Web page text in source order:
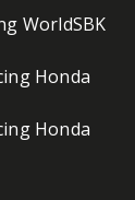
WorldSBK
Honda
Honda